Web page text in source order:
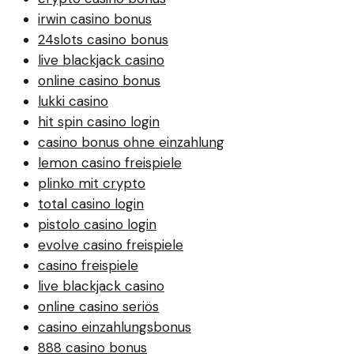
irwin casino bonus
24slots casino bonus
live blackjack casino
online casino bonus
lukki casino
hit spin casino login
casino bonus ohne einzahlung
lemon casino freispiele
plinko mit crypto
total casino login
pistolo casino login
evolve casino freispiele
casino freispiele
live blackjack casino
online casino seriös
casino einzahlungsbonus
888 casino bonus